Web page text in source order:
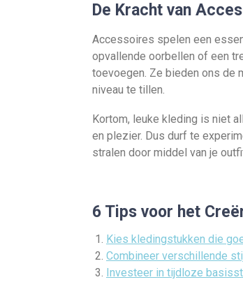
De Kracht van
Accessoires spelen een
opvallende oorbellen of een
toevoegen. Ze bieden ons de
niveau te tillen.
Kortom, leuke kleding is niet
en plezier. Dus durf te
stralen door middel van je
6 Tips voor het
Kies kledingstukken die
Combineer verschillende
Investeer in tijdloze